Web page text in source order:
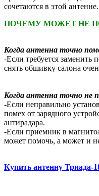
сочетаются в этой антенне.
ПОЧЕМУ МОЖЕТ НЕ
Когда антенна точно
-Если требуется
снять обшивку салона
Когда антенна точно не
-Если неправильно
помех от зарядного
антирадара.
-Если приемник в
может помочь, а может и
Купить антенну